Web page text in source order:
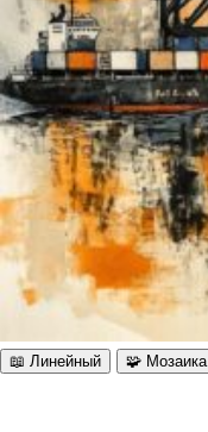
📖 Линейный 🧩 Мозаика